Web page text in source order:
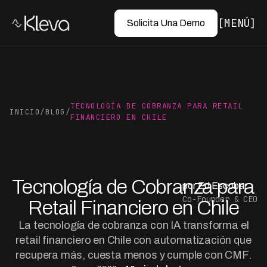
Solicita Una Demo MENÚ
INICIO/BLOG /
TECNOLOGÍA DE COBRANZA PARA RETAIL
FINANCIERO EN CHILE
Tecnología de Cobranza para
Retail Financiero en Chile
La tecnología de cobranza con IA transforma el
retail financiero en Chile con automatización que
recupera más, cuesta menos y cumple con CMF.
por Ed Escobar
Co-Founder & CEO